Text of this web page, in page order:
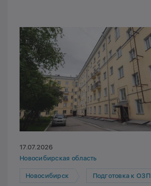
17.07.2026
Новосибирская область
Новосибирск Подготовка к ОЗП